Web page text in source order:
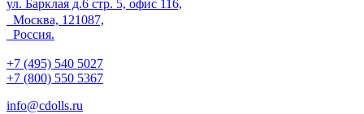
ул. Барклая д.6 стр. 5, офис 116,
Москва, 121087,
Россия.
+7 (495) 540 5027
+7 (800) 550 5367
info@cdolls.ru